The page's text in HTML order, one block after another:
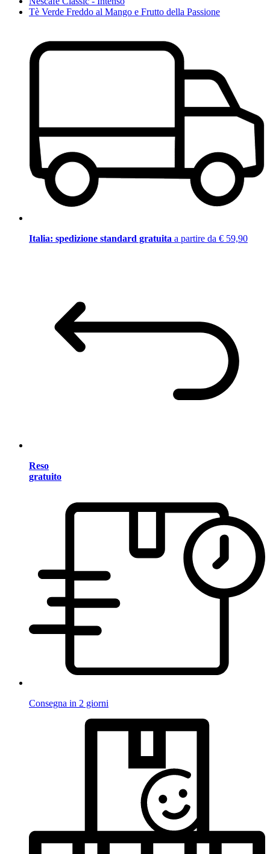
Tè Verde Freddo al Mango e Frutto della Passione
Italia: spedizione standard gratuita a partire da € 59,90
Reso
gratuito
Consegna in 2 giorni